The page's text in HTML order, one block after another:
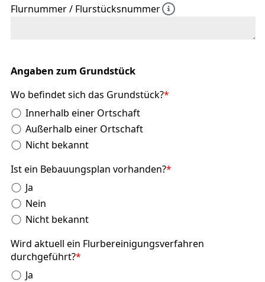
Flurnummer / Flurstücksnummer
Angaben zum Grundstück
Wo befindet sich das Grundstück?*
Innerhalb einer Ortschaft
Außerhalb einer Ortschaft
Nicht bekannt
Ist ein Bebauungsplan vorhanden?*
Ja
Nein
Nicht bekannt
Wird aktuell ein Flurbereinigungsverfahren
durchgeführt?*
Ja